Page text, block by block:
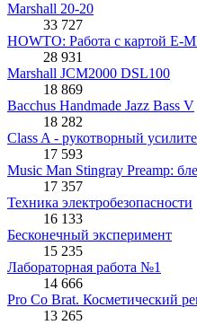
Marshall 20-20
33 727
HOWTO: Работа с картой E-
28 931
Marshall JCM2000 DSL100
18 869
Bacchus Handmade Jazz Bass V
18 282
Class A - рукотворный
17 593
Music Man Stingray Preamp:
17 357
Техника электробезопасности
16 133
Бесконечный эксперимент
15 235
Лабораторная работа №1
14 666
Pro Co Brat. Косметический
13 265